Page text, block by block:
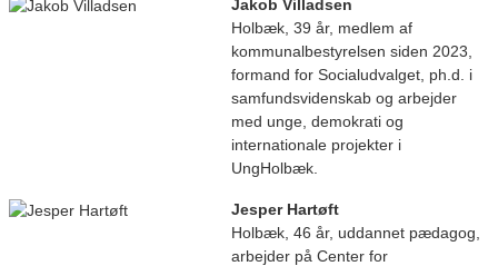
Jakob Villadsen
Holbæk, 39 år, medlem af
kommunalbestyrelsen siden 2023,
formand for Socialudvalget, ph.d. i
samfundsvidenskab og arbejder
med unge, demokrati og
internationale projekter i
UngHolbæk.
Jesper Hartøft
Holbæk, 46 år, uddannet pædagog,
arbejder på Center for